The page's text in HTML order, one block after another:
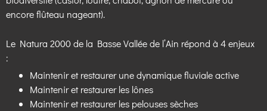
encore flûteau nageant).
Le Natura 2000 de la Basse Vallée de l’Ain répond à 4 enjeux
:
Maintenir et restaurer une dynamique fluviale active
Maintenir et restaurer les lônes
Maintenir et restaurer les pelouses sèches